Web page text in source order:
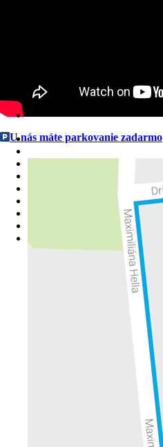
U nás máte parkovanie zadarmo